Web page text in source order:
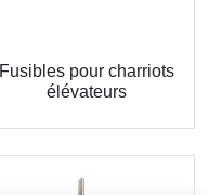
Fusibles pour charriots
élévateurs